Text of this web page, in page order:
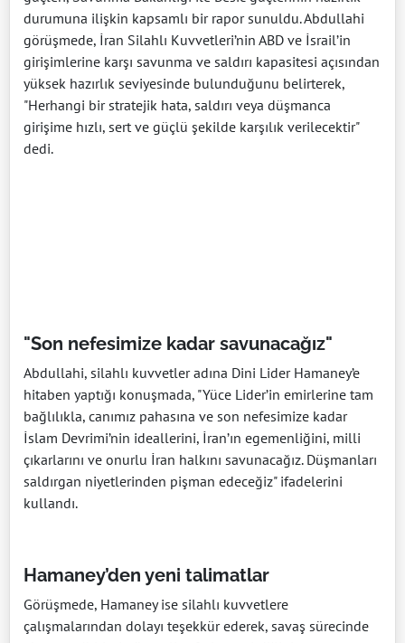
durumuna ilişkin kapsamlı bir rapor sunuldu. Abdullahi
görüşmede, İran Silahlı Kuvvetleri’nin ABD ve İsrail’in
girişimlerine karşı savunma ve saldırı kapasitesi açısından
yüksek hazırlık seviyesinde bulunduğunu belirterek,
"Herhangi bir stratejik hata, saldırı veya düşmanca
girişime hızlı, sert ve güçlü şekilde karşılık verilecektir"
dedi.
"Son nefesimize kadar savunacağız"
Abdullahi, silahlı kuvvetler adına Dini Lider Hamaney’e
hitaben yaptığı konuşmada, "Yüce Lider’in emirlerine tam
bağlılıkla, canımız pahasına ve son nefesimize kadar
İslam Devrimi’nin ideallerini, İran’ın egemenliğini, milli
çıkarlarını ve onurlu İran halkını savunacağız. Düşmanları
saldırgan niyetlerinden pişman edeceğiz" ifadelerini
kullandı.
Hamaney’den yeni talimatlar
Görüşmede, Hamaney ise silahlı kuvvetlere
çalışmalarından dolayı teşekkür ederek, savaş sürecinde